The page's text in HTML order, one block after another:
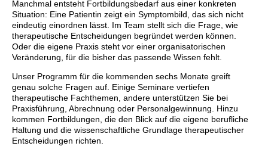
Manchmal entsteht Fortbildungsbedarf aus einer konkreten
Situation: Eine Patientin zeigt ein Symptombild, das sich nicht
eindeutig einordnen lässt. Im Team stellt sich die Frage, wie
therapeutische Entscheidungen begründet werden können.
Oder die eigene Praxis steht vor einer organisatorischen
Veränderung, für die bisher das passende Wissen fehlt.
Unser Programm für die kommenden sechs Monate greift
genau solche Fragen auf. Einige Seminare vertiefen
therapeutische Fachthemen, andere unterstützen Sie bei
Praxisführung, Abrechnung oder Personalgewinnung. Hinzu
kommen Fortbildungen, die den Blick auf die eigene berufliche
Haltung und die wissenschaftliche Grundlage therapeutischer
Entscheidungen richten.